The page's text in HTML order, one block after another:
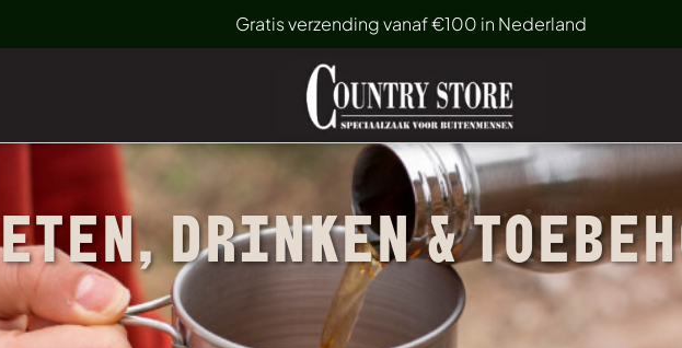
Gratis verzending vanaf €100 in Nederland
ETEN, DRINKEN &